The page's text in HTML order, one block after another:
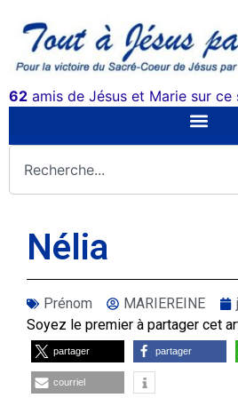
62 amis de Jésus et Marie sur ce
Nélia
Prénom MARIEREINE
Soyez le premier à partager cet
partager partager
courriel